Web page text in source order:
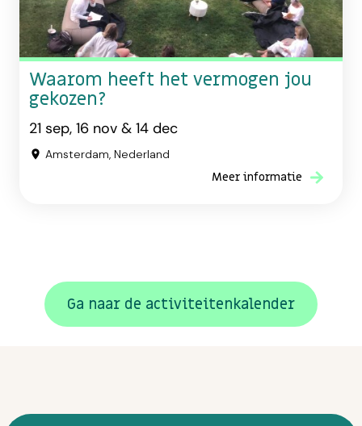
Waarom heeft het vermogen jou
gekozen?
21 sep, 16 nov & 14 dec
Amsterdam, Nederland
Meer informatie
Ga naar de activiteitenkalender